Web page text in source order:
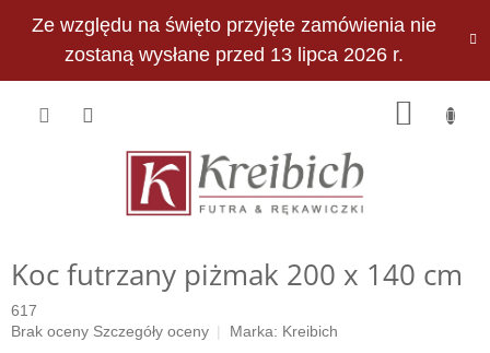
Ze względu na święto przyjęte zamówienia nie
zostaną wysłane przed 13 lipca 2026 r.
PLN
Koc futrzany piżmak 200 x 140 cm
617
Średnia
Brak oceny Szczegóły oceny Marka: Kreibich